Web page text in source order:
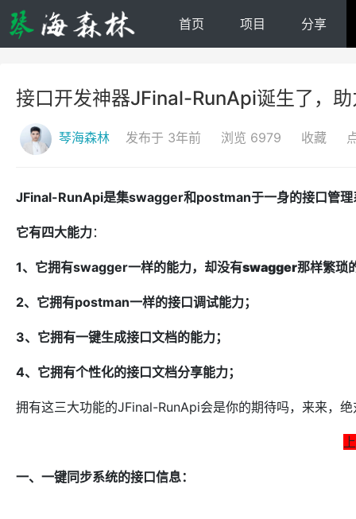
首页 项目 分享
接口开发神器JFinal-RunApi诞生了，
琴海森林 发布于 3年前 浏览 6979 收藏
JFinal-RunApi是集swagger和postman于一身的接口管理
它有四大能力：
1、它拥有swagger一样的能力，却没有swagger那样繁琐
2、它拥有postman一样的接口调试能力；
3、它拥有一键生成接口文档的能力；
4、它拥有个性化的接口文档分享能力；
拥有这三大功能的JFinal-RunApi会是你的期待吗，来来，
一、一键同步系统的接口信息：